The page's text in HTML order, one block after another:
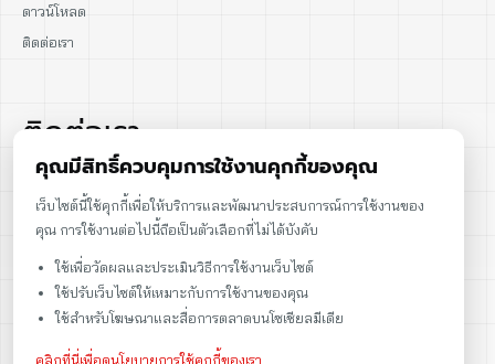
ดาวน์โหลด
ติดต่อเรา
ติดต่อเรา
086-086-2000
sales@cst.co.th
คุณมีสิทธิ์ควบคุมการใช้งานคุกกี้ของคุณ
เว็บไซต์นี้ใช้คุกกี้เพื่อให้บริการและพัฒนาประสบการณ์การใช้งานของ
คุณ การใช้งานต่อไปนี้ถือเป็นตัวเลือกที่ไม่ได้บังคับ
ใช้เพื่อวัดผลและประเมินวิธีการใช้งานเว็บไซต์
ใช้ปรับเว็บไซต์ให้เหมาะกับการใช้งานของคุณ
ใช้สำหรับโฆษณาและสื่อการตลาดบนโซเชียลมีเดีย
คลิกที่นี่เพื่อดูนโยบายการใช้คุกกี้ของเรา